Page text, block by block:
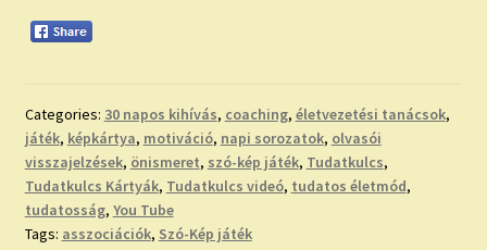
Categories: 30 napos kihívás, coaching, életvezetési tanácsok,
játék, képkártya, motiváció, napi sorozatok, olvasói
visszajelzések, önismeret, szó-kép játék, Tudatkulcs,
Tudatkulcs Kártyák, Tudatkulcs videó, tudatos életmód,
tudatosság, You Tube
Tags: asszociációk, Szó-Kép játék